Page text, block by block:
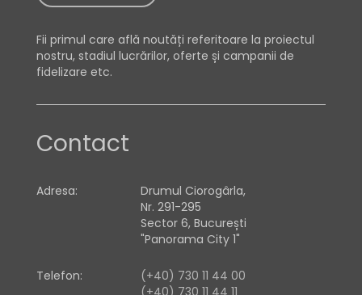
Fii primul care află noutăți referitoare la proiectul
nostru, stadiul lucrărilor, oferte și campanii de
fidelizare etc.
Contact
Adresa:
Drumul Ciorogârla,
Nr. 291-295
Sector 6, București
"Panorama City 1"
Telefon:
(+40) 730 11 44 00
(+40) 730 11 44 11